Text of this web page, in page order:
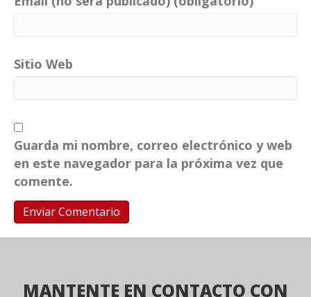
Sitio Web
Guarda mi nombre, correo electrónico y web
en este navegador para la próxima vez que
comente.
MANTENTE EN CONTACTO CON